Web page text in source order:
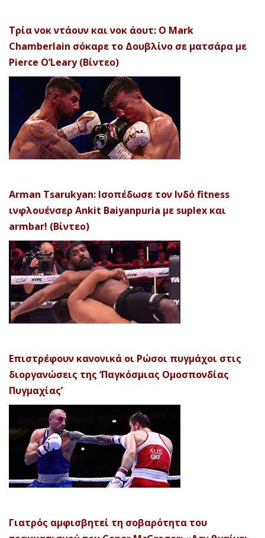
Τρία νοκ ντάουν και νοκ άουτ: Ο Mark
Chamberlain σόκαρε το Δουβλίνο σε ματσάρα με
Pierce O’Leary (Βίντεο)
Arman Tsarukyan: Ισοπέδωσε τον Ινδό fitness
ινφλουένσερ Ankit Baiyanpuria με suplex και
armbar! (Βίντεο)
Επιστρέφουν κανονικά οι Ρώσοι πυγμάχοι στις
διοργανώσεις της ‘Παγκόσμιας Ομοσπονδίας
Πυγμαχίας’
Γιατρός αμφισβητεί τη σοβαρότητα του